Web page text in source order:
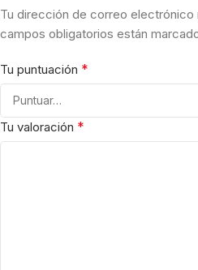
Tu dirección de correo electrónico
campos obligatorios están
Tu puntuación *
Tu valoración *